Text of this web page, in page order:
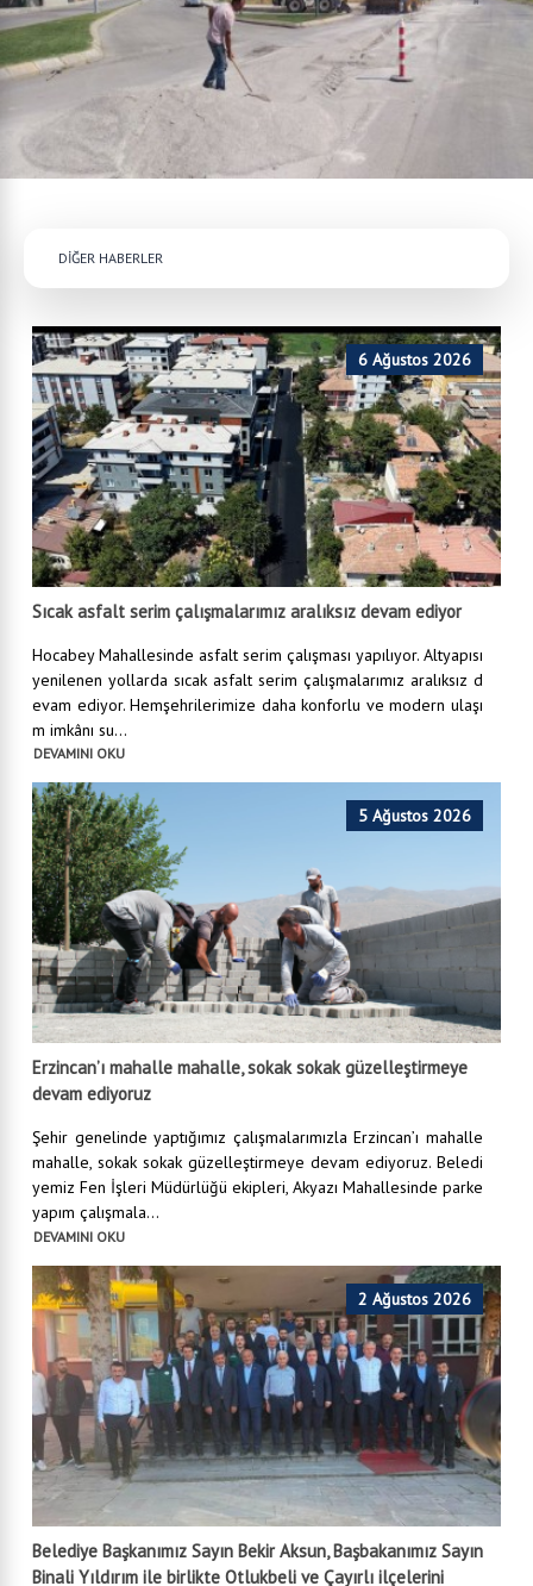
DİĞER HABERLER
6 Ağustos 2026
Sıcak asfalt serim çalışmalarımız aralıksız devam ediyor
Hocabey Mahallesinde asfalt serim çalışması yapılıyor. Altyapısı
yenilenen yollarda sıcak asfalt serim çalışmalarımız aralıksız d
evam ediyor. Hemşehrilerimize daha konforlu ve modern ulaşı
m imkânı su...
DEVAMINI OKU
5 Ağustos 2026
Erzincan’ı mahalle mahalle, sokak sokak güzelleştirmeye
devam ediyoruz
Şehir genelinde yaptığımız çalışmalarımızla Erzincan’ı mahalle
mahalle, sokak sokak güzelleştirmeye devam ediyoruz. Beledi
yemiz Fen İşleri Müdürlüğü ekipleri, Akyazı Mahallesinde parke
yapım çalışmala...
DEVAMINI OKU
2 Ağustos 2026
Belediye Başkanımız Sayın Bekir Aksun, Başbakanımız Sayın
Binali Yıldırım ile birlikte Otlukbeli ve Çayırlı ilçelerini